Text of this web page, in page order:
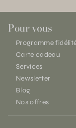
Pour vous
Programme
Carte cadeau
Services
Newsletter
Blog
Nos offres